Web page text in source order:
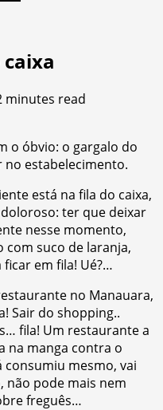
minutes read
o óbvio: o gargalo do
estabelecimento.
está na fila do caixa,
ter que deixar
nesse momento,
com suco de laranja,
em fila! Ué?…
no Manauara,
Sair do shopping..
fila! Um restaurante a
na manga contra o
consumiu mesmo, vai
não pode mais nem
freguês…